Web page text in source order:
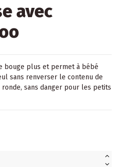
avec
bouge plus et permet à bébé
sans renverser le contenu de
sans danger pour les petits